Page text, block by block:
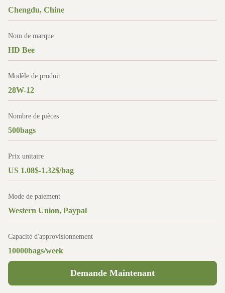
Chengdu, Chine
Nom de marque
HD Bee
Modèle de produit
28W-12
Nombre de pièces
500bags
Prix unitaire
US 1.08$-1.32$/bag
Mode de paiement
Western Union, Paypal
Capacité d'approvisionnement
10000bags/week
Demande Maintenant